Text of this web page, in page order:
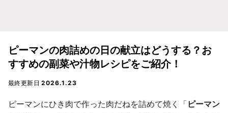
ピーマンの肉詰めの日の献立はどうする？お
すすめの副菜や汁物レシピをご紹介！
最終更新日2026.1.23
ピーマンにひき肉で作った肉だねを詰めて焼く「 ピーマン